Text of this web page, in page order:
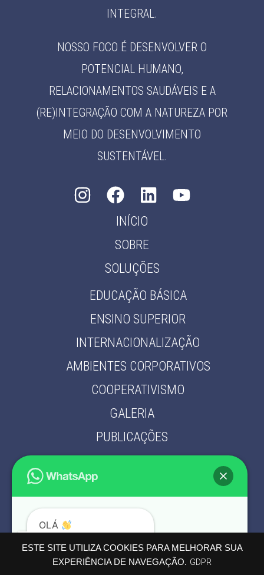
ESTE SITE UTILIZA COOKIES PARA MELHORAR SUA
EXPERIÊNCIA DE NAVEGAÇÃO. GDPR
INTEGRAL.
NOSSO FOCO É DESENVOLVER O
POTENCIAL HUMANO,
RELACIONAMENTOS SAUDÁVEIS E A
(RE)INTEGRAÇÃO COM A NATUREZA POR
MEIO DO DESENVOLVIMENTO
SUSTENTÁVEL.
INÍCIO
SOBRE
SOLUÇÕES
EDUCAÇÃO BÁSICA
ENSINO SUPERIOR
INTERNACIONALIZAÇÃO
AMBIENTES CORPORATIVOS
COOPERATIVISMO
GALERIA
PUBLICAÇÕES
PARCEIROS
POLÍTICA DE PRIVACIDADE
OLÁ